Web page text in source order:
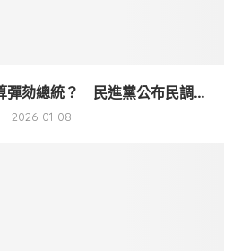
彈劾總統？ 民進黨公布民調...
2026-01-08